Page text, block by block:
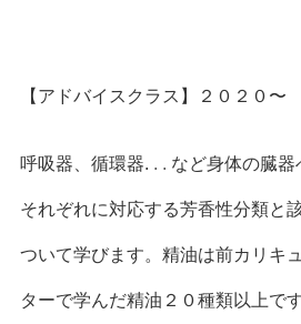
【アドバイスクラス】２０２０〜
呼吸器、循環器. . . など身体の臓器
それぞれに対応する芳香性分類と
ついて学びます。精油は前カリキ
ターで学んだ精油２０種類以上です